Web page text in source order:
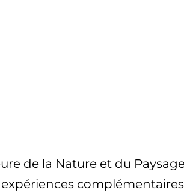
de la Nature et du